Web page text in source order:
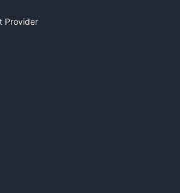
Provider